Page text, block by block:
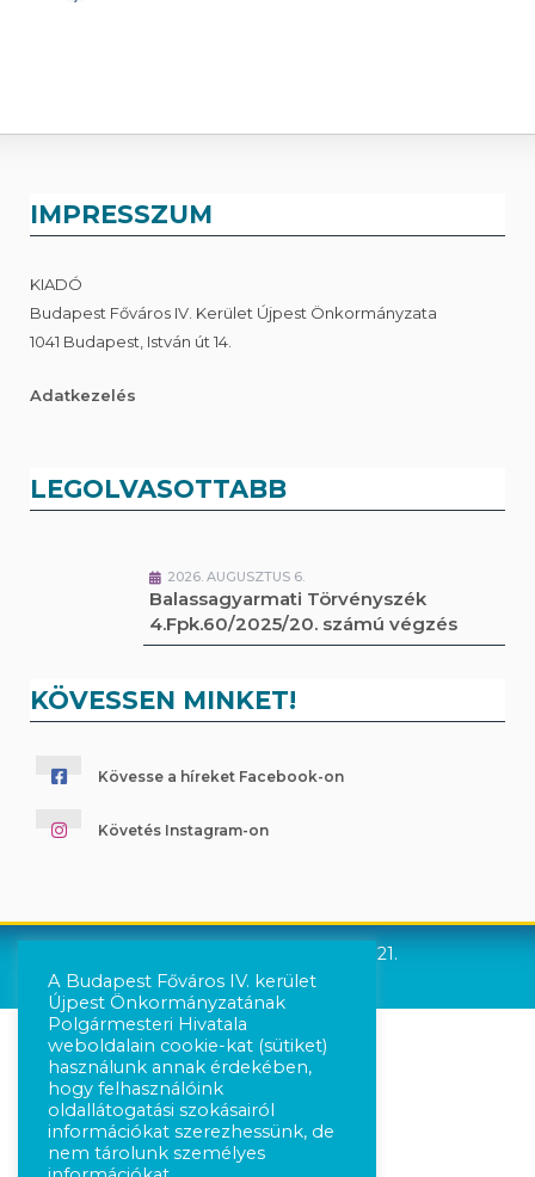
IMPRESSZUM
KIADÓ
Budapest Főváros IV. Kerület Újpest Önkormányzata
1041 Budapest, István út 14.
Adatkezelés
LEGOLVASOTTABB
2026. AUGUSZTUS 6.
Balassagyarmati Törvényszék
4.Fpk.60/2025/20. számú végzés
KÖVESSEN MINKET!
Kövesse a híreket Facebook-on
Követés Instagram-on
Újpest Önkormányzata © 2021.
A Budapest Főváros IV. kerület
Újpest Önkormányzatának
Polgármesteri Hivatala
weboldalain cookie-kat (sütiket)
használunk annak érdekében,
hogy felhasználóink
oldallátogatási szokásairól
információkat szerezhessünk, de
nem tárolunk személyes